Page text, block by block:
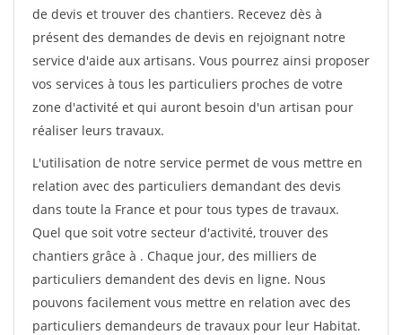
de devis et trouver des chantiers. Recevez dès à
présent des demandes de devis en rejoignant notre
service d'aide aux artisans. Vous pourrez ainsi proposer
vos services à tous les particuliers proches de votre
zone d'activité et qui auront besoin d'un artisan pour
réaliser leurs travaux.
L'utilisation de notre service permet de vous mettre en
relation avec des particuliers demandant des devis
dans toute la France et pour tous types de travaux.
Quel que soit votre secteur d'activité, trouver des
chantiers grâce à . Chaque jour, des milliers de
particuliers demandent des devis en ligne. Nous
pouvons facilement vous mettre en relation avec des
particuliers demandeurs de travaux pour leur Habitat.